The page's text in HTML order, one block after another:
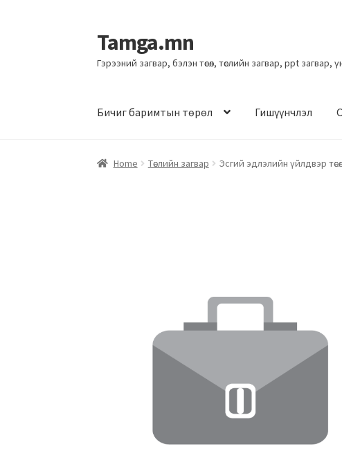
Tamga.mn
Гэрээний загвар, бэлэн төсөл, төслийн загвар, ppt
Бичиг баримтын төрөл Гишүүнчлэл
Home Төслийн загвар Эсгий эдлэлийн үйлдвэр